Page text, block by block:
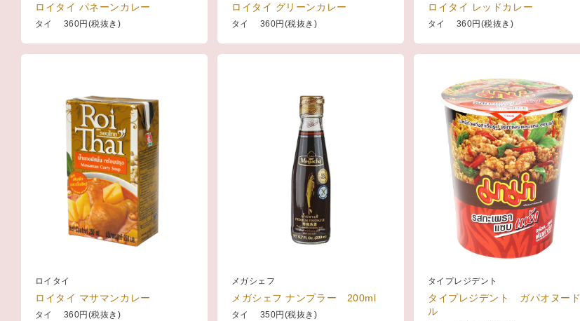
ロイタイ パネーンカレー
タイ 360円(税抜き)
ロイタイ グリーンカレー
タイ 360円(税抜き)
ロイタイ レッドカレー
タイ 360円(税抜き)
ロイタイ
ロイタイ マサマンカレー
タイ 360円(税抜き)
メガシェフ
メガシェフ ナンプラー 200ml
タイ 350円(税抜き)
タイプレジデント
タイプレジデント ガパオヌード
ル